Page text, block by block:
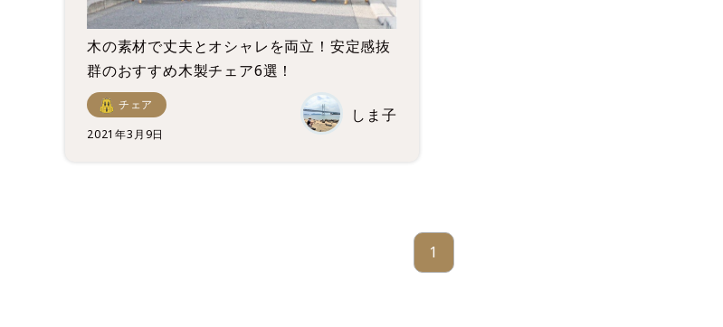
木の素材で丈夫とオシャレを両立！安定感抜
群のおすすめ木製チェア6選！
チェア
2021年3月9日
しま子
1